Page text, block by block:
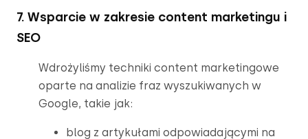
7. Wsparcie w zakresie content marketingu i
SEO
Wdrożyliśmy techniki content marketingowe
oparte na analizie fraz wyszukiwanych w
Google, takie jak:
blog z artykułami odpowiadającymi na